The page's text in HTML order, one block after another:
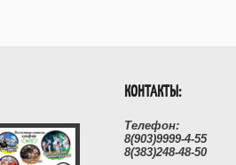
КОНТАКТЫ:
Телефон:
8(903)9999-4-55
8(383)248-48-50